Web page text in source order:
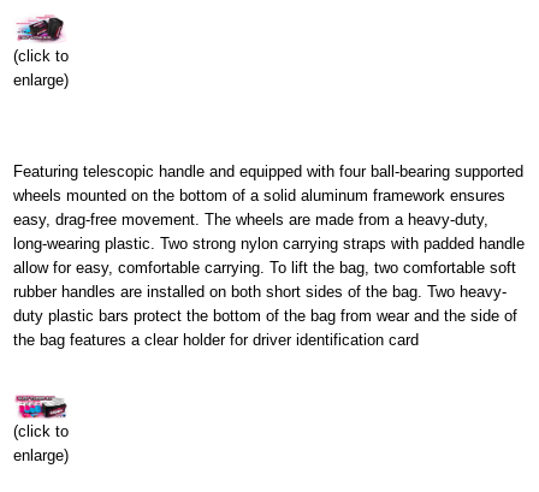
(click to
enlarge)
Featuring telescopic handle and equipped with four ball-bearing supported
wheels mounted on the bottom of a solid aluminum framework ensures
easy, drag-free movement. The wheels are made from a heavy-duty,
long-wearing plastic. Two strong nylon carrying straps with padded handle
allow for easy, comfortable carrying. To lift the bag, two comfortable soft
rubber handles are installed on both short sides of the bag. Two heavy-
duty plastic bars protect the bottom of the bag from wear and the side of
the bag features a clear holder for driver identification card
(click to
enlarge)